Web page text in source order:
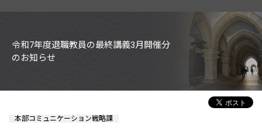
令和7年度退職教員の最終講義3月開催分
のお知らせ
本部コミュニケーション戦略課